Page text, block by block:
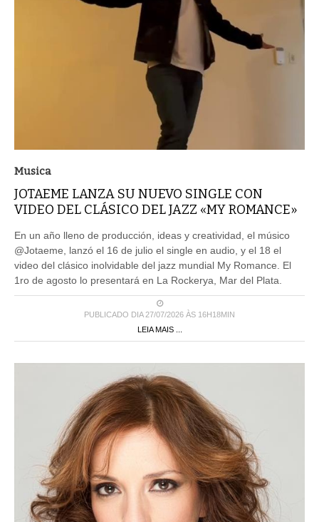
Musica
JOTAEME LANZA SU NUEVO SINGLE CON
VIDEO DEL CLÁSICO DEL JAZZ «MY ROMANCE»
En un año lleno de producción, ideas y creatividad, el músico
@Jotaeme, lanzó el 16 de julio el single en audio, y el 18 el
video del clásico inolvidable del jazz mundial My Romance. El
1ro de agosto lo presentará en La Rockerya, Mar del Plata.
PUBLICADO DIA 27/07/2026 ÀS 16H18MIN
LEIA MAIS ...